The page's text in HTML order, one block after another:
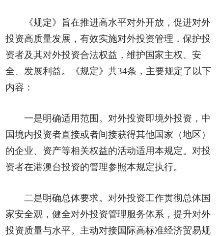
《规定》旨在推进高水平对外开放，促进对外
投资高质量发展，有效实施对外投资管理，保护投
资者及其对外投资合法权益，维护国家主权、安
全、发展利益。《规定》共34条，主要规定了以下
内容：
一是明确适用范围。对外投资即境外投资，中
国境内投资者直接或者间接获得其他国家（地区）
的企业、资产等相关权益的活动适用本规定。对投
资者在港澳台投资的管理参照本规定执行。
二是明确总体要求。对外投资工作贯彻总体国
家安全观，健全对外投资管理服务体系，提升对外
投资质量与水平。主动对接国际高标准经济贸易规